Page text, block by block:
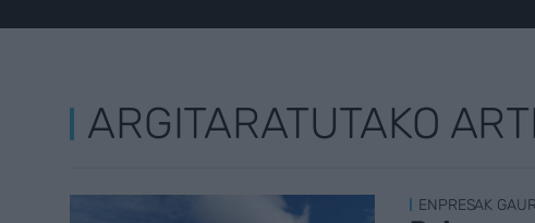
ARGITARATUTAKO
ENPRESAK GAUR